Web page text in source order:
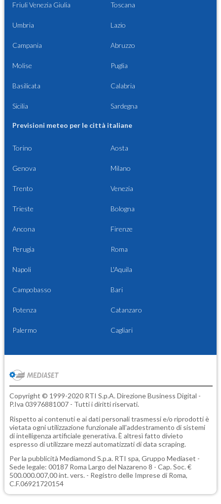
Friuli Venezia Giulia Toscana
Umbria Lazio
Campania Abruzzo
Molise Puglia
Basilicata Calabria
Sicilia Sardegna
Previsioni meteo per le città italiane
Torino Aosta
Genova Milano
Trento Venezia
Trieste Bologna
Ancona Firenze
Perugia Roma
Napoli L'Aquila
Campobasso Bari
Potenza Catanzaro
Palermo Cagliari
Copyright © 1999-2020 RTI S.p.A. Direzione Business Digital -
P.Iva 03976881007 - Tutti i diritti riservati.
Rispetto ai contenuti e ai dati personali trasmessi e/o riprodotti è
vietata ogni utilizzazione funzionale all'addestramento di sistemi
di intelligenza artificiale generativa. È altresì fatto divieto
espresso di utilizzare mezzi automatizzati di data scraping.
Per la pubblicità Mediamond S.p.a. RTI spa, Gruppo Mediaset -
Sede legale: 00187 Roma Largo del Nazareno 8 - Cap. Soc. €
500.000.007,00 int. vers. - Registro delle Imprese di Roma,
C.F.06921720154